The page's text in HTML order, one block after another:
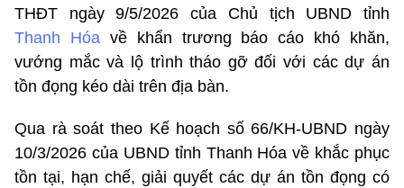
THĐT ngày 9/5/2026 của Chủ tịch UBND tỉnh
Thanh Hóavề khẩn trương báo cáo khó khăn,
vướng mắc và lộ trình tháo gỡ đối với các dự án
tồn đọng kéo dài trên địa bàn.
Qua rà soát theo Kế hoạch số 66/KH-UBND ngày
10/3/2026 của UBND tỉnh Thanh Hóa về khắc phục
tồn tại, hạn chế, giải quyết các dự án tồn đọng có